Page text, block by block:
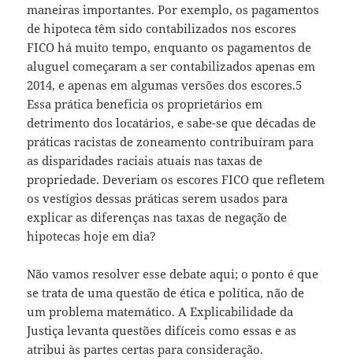
maneiras importantes. Por exemplo, os pagamentos
de hipoteca têm sido contabilizados nos escores
FICO há muito tempo, enquanto os pagamentos de
aluguel começaram a ser contabilizados apenas em
2014, e apenas em algumas versões dos escores.5
Essa prática beneficia os proprietários em
detrimento dos locatários, e sabe-se que décadas de
práticas racistas de zoneamento contribuíram para
as disparidades raciais atuais nas taxas de
propriedade. Deveriam os escores FICO que refletem
os vestígios dessas práticas serem usados para
explicar as diferenças nas taxas de negação de
hipotecas hoje em dia?
Não vamos resolver esse debate aqui; o ponto é que
se trata de uma questão de ética e política, não de
um problema matemático. A Explicabilidade da
Justiça levanta questões difíceis como essas e as
atribui às partes certas para consideração.